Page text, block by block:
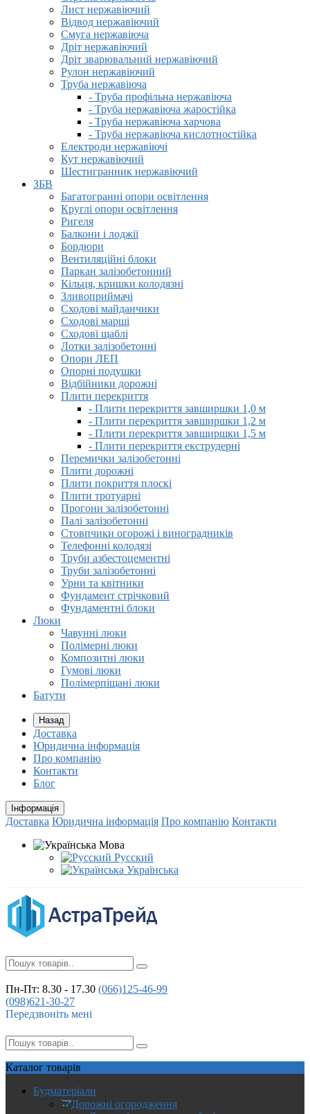
Лист нержавіючий
Відвод нержавіючий
Смуга нержавіюча
Дріт нержавіючий
Дріт зварювальний нержавіючий
Рулон нержавіючий
Труба нержавіюча
- Труба профільна нержавіюча
- Труба нержавіюча жаростійка
- Труба нержавіюча харчова
- Труба нержавіюча кислотностійка
Електроди нержавіючі
Кут нержавіючий
Шестигранник нержавіючий
ЗБВ
Багатогранні опори освітлення
Круглі опори освітлення
Ригеля
Балкони і лоджії
Бордюри
Вентиляційні блоки
Паркан залізобетонний
Кільця, кришки колодязні
Зливоприймачі
Сходові майданчики
Сходові марші
Сходові щаблі
Лотки залізобетонні
Опори ЛЕП
Опорні подушки
Відбійники дорожні
Плити перекриття
- Плити перекриття завширшки 1,0 м
- Плити перекриття завширшки 1,2 м
- Плити перекриття завширшки 1,5 м
- Плити перекриття екструдерні
Перемички залізобетонні
Плити дорожні
Плити покриття плоскі
Плити тротуарні
Прогони залізобетонні
Палі залізобетонні
Стовпчики огорожі і виноградників
Телефонні колодязі
Труби азбестоцементні
Труби залізобетонні
Урни та квітники
Фундамент стрічковий
Фундаментні блоки
Люки
Чавунні люки
Полімерні люки
Композитні люки
Гумові люки
Полімерпіщані люки
Батути
Назад
Доставка
Юридична інформація
Про компанію
Контакти
Блог
Інформація
Доставка Юридична інформація Про компанію Контакти
Мова
Русский
Українська
Пн-Пт: 8.30 - 17.30 (066)125-46-99
(098)621-30-27
Передзвоніть мені
Каталог товарів
Будматеріали
Дорожні огородження